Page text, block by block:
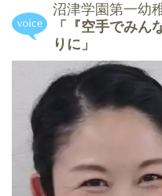
沼津学園第一
「『空手でみん
りに」